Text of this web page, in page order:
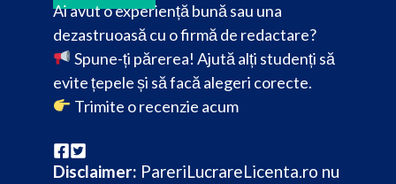
Ai avut o experiență bună sau una
dezastruoasă cu o firmă de redactare?
Spune-ți părerea! Ajută alți studenți să
evite țepele și să facă alegeri corecte.
Trimite o recenzie acum
Disclaimer: PareriLucrareLicenta.ro nu